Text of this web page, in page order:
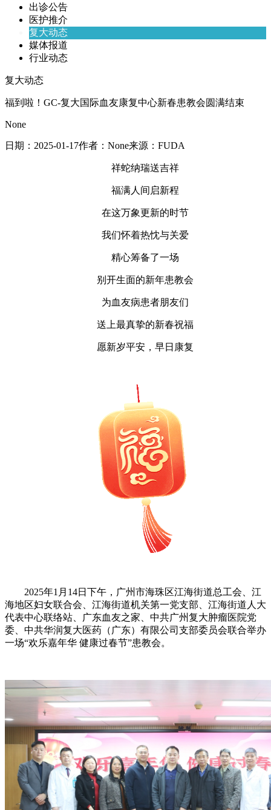
出诊公告
医护推介
复大动态
媒体报道
行业动态
复大动态
福到啦！GC-复大国际血友康复中心新春患教会圆满结束
None
日期： 2025-01-17作者： None来源： FUDA
祥蛇纳瑞送吉祥
福满人间启新程
在这万象更新的时节
我们怀着热忱与关爱
精心筹备了一场
别开生面的新年患教会
为血友病患者朋友们
送上最真挚的新春祝福
愿新岁平安，早日康复
2025年1月14日下午，广州市海珠区江海街道总工会、江
海地区妇女联合会、江海街道机关第一党支部、江海街道人大
代表中心联络站、广东血友之家、中共广州复大肿瘤医院党
委、中共华润复大医药（广东）有限公司支部委员会联合举办
一场“欢乐嘉年华 健康过春节”患教会。